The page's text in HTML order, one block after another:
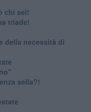
chi sei!
triade!
della necessità di
sella?!